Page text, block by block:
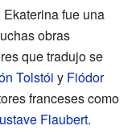
fue una
obras
que tradujo se
Tolstói y Fiódor
franceses como
Flaubert.